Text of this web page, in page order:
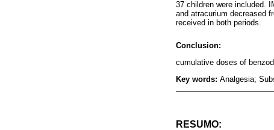
37 children were included.
and atracurium decreased
received in both periods.
Conclusion:
cumulative doses of
Key words: Analgesia;
RESUMO: